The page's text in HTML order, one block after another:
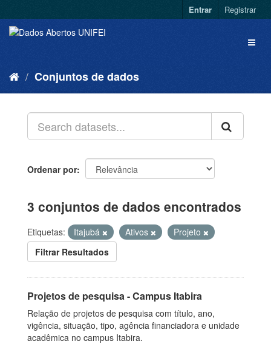
Entrar Registrar
Conjuntos de dados
Ordenar por
3 conjuntos de dados encontrados
Etiquetas: Itajubá Ativos
Projeto
Filtrar Resultados
Projetos de pesquisa - Campus Itabira
Relação de projetos de pesquisa com título, ano,
vigência, situação, tipo, agência financiadora e unidade
acadêmica no campus Itabira.